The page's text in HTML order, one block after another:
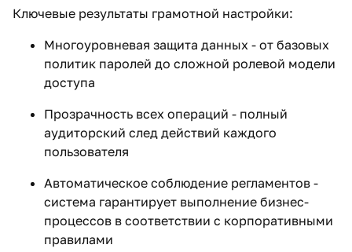
Ключевые результаты грамотной настройки:
Многоуровневая защита данных - от базовых
политик паролей до сложной ролевой модели
доступа
Прозрачность всех операций - полный
аудиторский след действий каждого
пользователя
Автоматическое соблюдение регламентов -
система гарантирует выполнение бизнес-
процессов в соответствии с корпоративными
правилами